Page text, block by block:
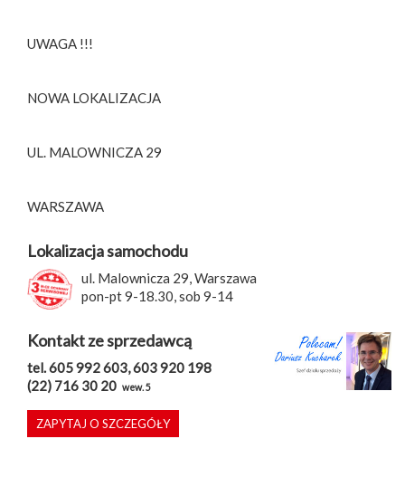
UWAGA !!!
NOWA LOKALIZACJA
UL. MALOWNICZA 29
WARSZAWA
Lokalizacja samochodu
ul. Malownicza 29, Warszawa
pon-pt 9-18.30, sob 9-14
Kontakt ze sprzedawcą
tel. 605 992 603, 603 920 198
(22) 716 30 20 wew. 5
ZAPYTAJ O SZCZEGÓŁY